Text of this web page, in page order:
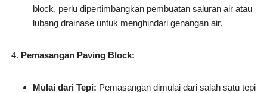
block, perlu dipertimbangkan pembuatan saluran air atau
lubang drainase untuk menghindari genangan air.
Pemasangan Paving Block:
Mulai dari Tepi: Pemasangan dimulai dari salah satu tepi